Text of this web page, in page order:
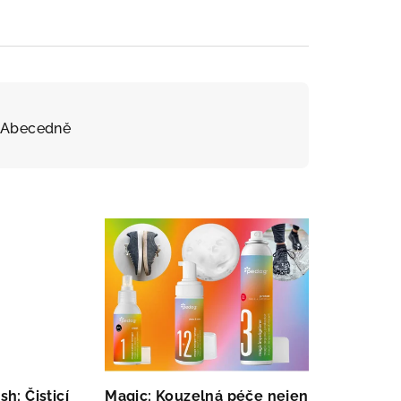
Abecedně
Čisticí
Magic: Kouzelná péče nejen